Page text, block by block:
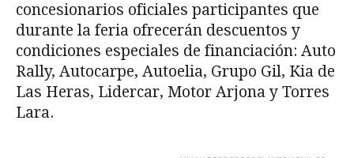
concesionarios oficiales participantes que
durante la feria ofrecerán descuentos y
condiciones especiales de financiación: Auto
Rally, Autocarpe, Autoelia, Grupo Gil, Kia de
Las Heras, Lidercar, Motor Arjona y Torres
Lara.